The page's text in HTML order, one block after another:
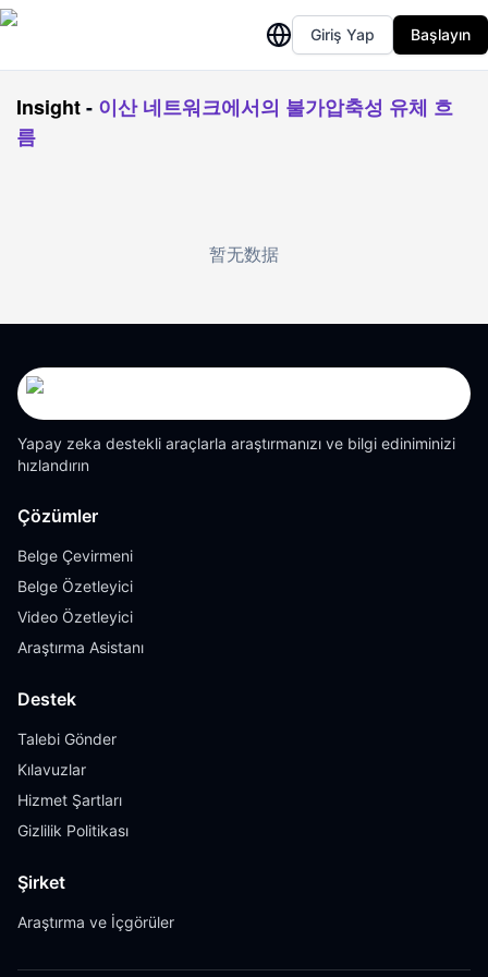
Giriş Yap Başlayın
Insight- 이산 네트워크에서의 불가압축성 유체 흐
름
暂无数据
Yapay zeka destekli araçlarla araştırmanızı ve bilgi ediniminizi
hızlandırın
Çözümler
Belge Çevirmeni
Belge Özetleyici
Video Özetleyici
Araştırma Asistanı
Destek
Talebi Gönder
Kılavuzlar
Hizmet Şartları
Gizlilik Politikası
Şirket
Araştırma ve İçgörüler